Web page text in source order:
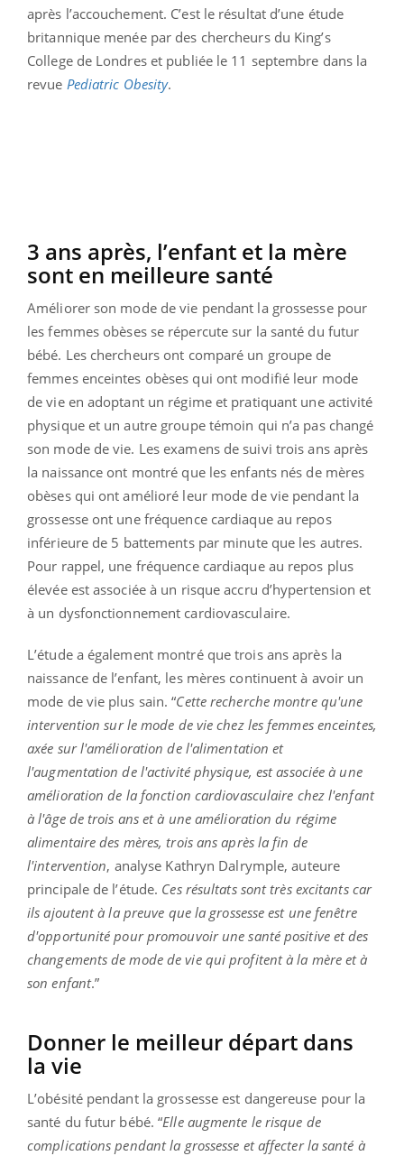
après l’accouchement. C’est le résultat d’une étude
britannique menée par des chercheurs du King’s
College de Londres et publiée le 11 septembre dans la
revue Pediatric Obesity.
3 ans après, l’enfant et la mère
sont en meilleure santé
Améliorer son mode de vie pendant la grossesse pour
les femmes obèses se répercute sur la santé du futur
bébé. Les chercheurs ont comparé un groupe de
femmes enceintes obèses qui ont modifié leur mode
de vie en adoptant un régime et pratiquant une activité
physique et un autre groupe témoin qui n’a pas changé
son mode de vie. Les examens de suivi trois ans après
la naissance ont montré que les enfants nés de mères
obèses qui ont amélioré leur mode de vie pendant la
grossesse ont une fréquence cardiaque au repos
inférieure de 5 battements par minute que les autres.
Pour rappel, une fréquence cardiaque au repos plus
élevée est associée à un risque accru d’hypertension et
à un dysfonctionnement cardiovasculaire.
L’étude a également montré que trois ans après la
naissance de l’enfant, les mères continuent à avoir un
mode de vie plus sain. “Cette recherche montre qu'une
intervention sur le mode de vie chez les femmes enceintes,
axée sur l'amélioration de l'alimentation et
l'augmentation de l'activité physique, est associée à une
amélioration de la fonction cardiovasculaire chez l'enfant
à l'âge de trois ans et à une amélioration du régime
alimentaire des mères, trois ans après la fin de
l'intervention, analyse Kathryn Dalrymple, auteure
principale de l’étude. Ces résultats sont très excitants car
ils ajoutent à la preuve que la grossesse est une fenêtre
d'opportunité pour promouvoir une santé positive et des
changements de mode de vie qui profitent à la mère et à
son enfant.”
Donner le meilleur départ dans
la vie
L’obésité pendant la grossesse est dangereuse pour la
santé du futur bébé. “Elle augmente le risque de
complications pendant la grossesse et affecter la santé à